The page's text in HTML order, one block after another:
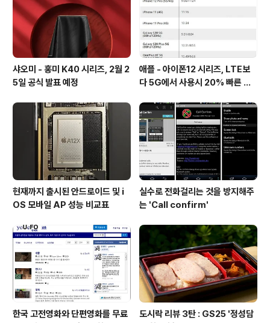
샤오미 - 홍미 K40 시리즈, 2월 2
5일 공식 발표 예정
애플 - 아이폰12 시리즈, LTE보
다 5G에서 사용시 20% 빠른 배
현재까지 출시된 안드로이드 및 i
OS 모바일 AP 성능 비교표
실수로 전화걸리는 것을 방지해주
는 'Call confirm'
한국 고전영화와 단편영화를 무료
도시락 리뷰 3탄 : GS25 '정성담